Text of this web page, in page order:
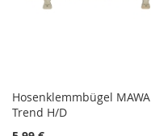
Hosenklemmbügel MAWA
Trend H/D